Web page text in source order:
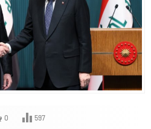
0 597